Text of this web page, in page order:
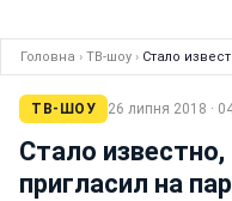
Головна › ТВ-шоу › Стало
ТВ-ШОУ 26 липня 2018 ·
Стало
пригласил на